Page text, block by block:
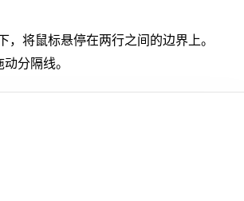
，将鼠标悬停在两行之间的边界上。
分隔线。